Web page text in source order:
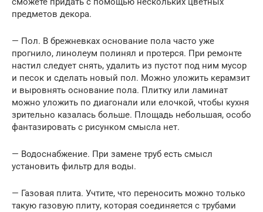
предметов декора.
— Пол. В брежневках основание пола часто уже
прогнило, линолеум полинял и протерся. При ремонте
настил следует снять, удалить из пустот под ним мусор
и песок и сделать новый пол. Можно уложить керамзит
и выровнять основание пола. Плитку или ламинат
можно уложить по диагонали или елочкой, чтобы кухня
зрительно казалась больше. Площадь небольшая, особо
фантазировать с рисунком смысла нет.
— Водоснабжение. При замене труб есть смысл
установить фильтр для воды.
— Газовая плита. Учтите, что переносить можно только
такую газовую плиту, которая соединяется с трубами